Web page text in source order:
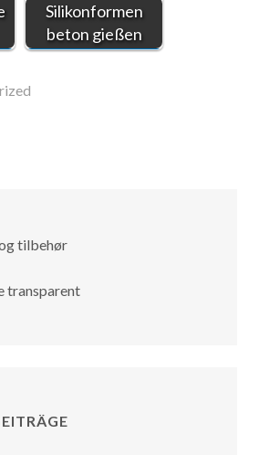
Silikonformen
beton gießen
tilbehør
transparent